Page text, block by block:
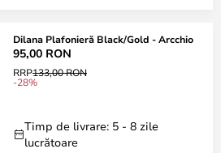
Dilana Plafonieră Black/Gold - Arcchio
95,00 RON
RRP133,00 RON
-28%
Timp de livrare: 5 - 8 zile
lucrătoare